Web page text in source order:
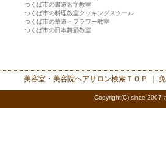
つくば市の書道習字教室
つくば市の料理教室クッキングスクール
つくば市の華道・フラワー教室
つくば市の日本舞踊教室
美容室・美容院ヘアサロン検索 ＴＯＰ ｜
Copyright(C) since 2007